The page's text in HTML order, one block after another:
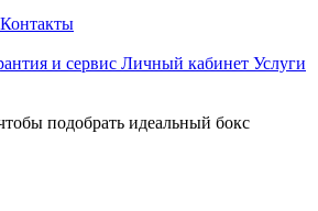
Контакты
и сервис Личный кабинет Услуги
подобрать идеальный бокс